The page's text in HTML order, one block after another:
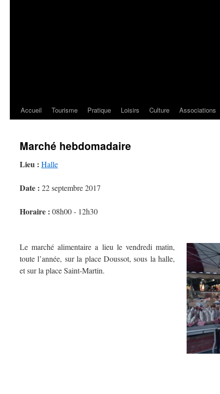
Accueil Tourisme Pratique Loisirs Culture Associations
Marché hebdomadaire
Lieu : Halle
Date : 22 septembre 2017
Horaire : 08h00 - 12h30
Le marché alimentaire a lieu le vendredi matin,
toute l’année, sur la place Doussot, sous la halle,
et sur la place Saint-Martin.